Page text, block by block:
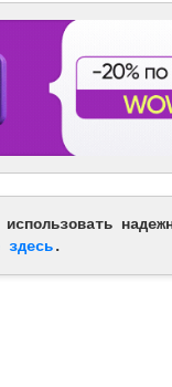
здесь.